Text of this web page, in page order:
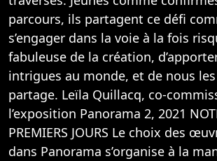
parcours, ils partagent ce défi
s’engager dans la voie à la fois
fabuleuse de la création,
intrigues au monde, et de nous
partage. Leïla Quillacq, co-
l’exposition Panorama 2, 2021
PREMIERS JOURS Le choix des
dans Panorama s’organise à la